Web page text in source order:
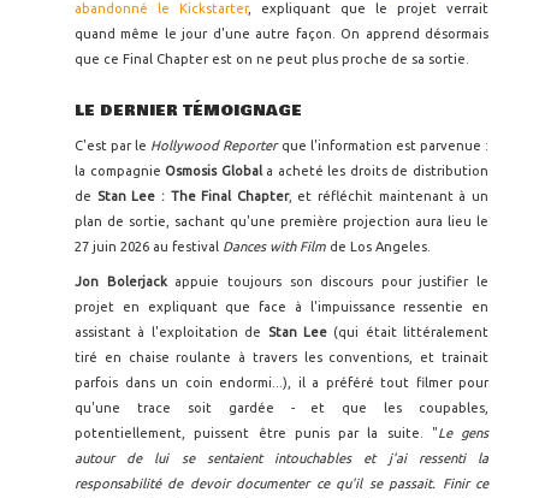
abandonné le Kickstarter, expliquant que le projet verrait
quand même le jour d'une autre façon. On apprend désormais
que ce Final Chapter est on ne peut plus proche de sa sortie.
LE DERNIER TÉMOIGNAGE
C'est par le Hollywood Reporter que l'information est parvenue :
la compagnie Osmosis Global a acheté les droits de distribution
de Stan Lee : The Final Chapter, et réfléchit maintenant à un
plan de sortie, sachant qu'une première projection aura lieu le
27 juin 2026 au festival Dances with Film de Los Angeles.
Jon Bolerjack appuie toujours son discours pour justifier le
projet en expliquant que face à l'impuissance ressentie en
assistant à l'exploitation de
Stan Lee (qui était littéralement
tiré en chaise roulante à travers les conventions, et trainait
parfois dans un coin endormi...), il a préféré tout filmer pour
qu'une trace soit gardée - et que les coupables,
potentiellement, puissent être punis par la suite. "Le gens
autour de lui se sentaient intouchables et j'ai ressenti la
responsabilité de devoir documenter ce qu'il se passait. Finir ce